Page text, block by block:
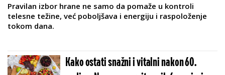
Pravilan izbor hrane ne samo da pomaže u kontroli
telesne težine, već poboljšava i energiju i raspoloženje
tokom dana.
Kako ostati snažni i vitalni nakon 60.